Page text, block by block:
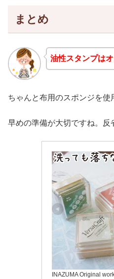
まとめ
油性スタンプは
ちゃんと布用のスポンジを使
早めの準備が大切ですね。反
INAZUMA Original